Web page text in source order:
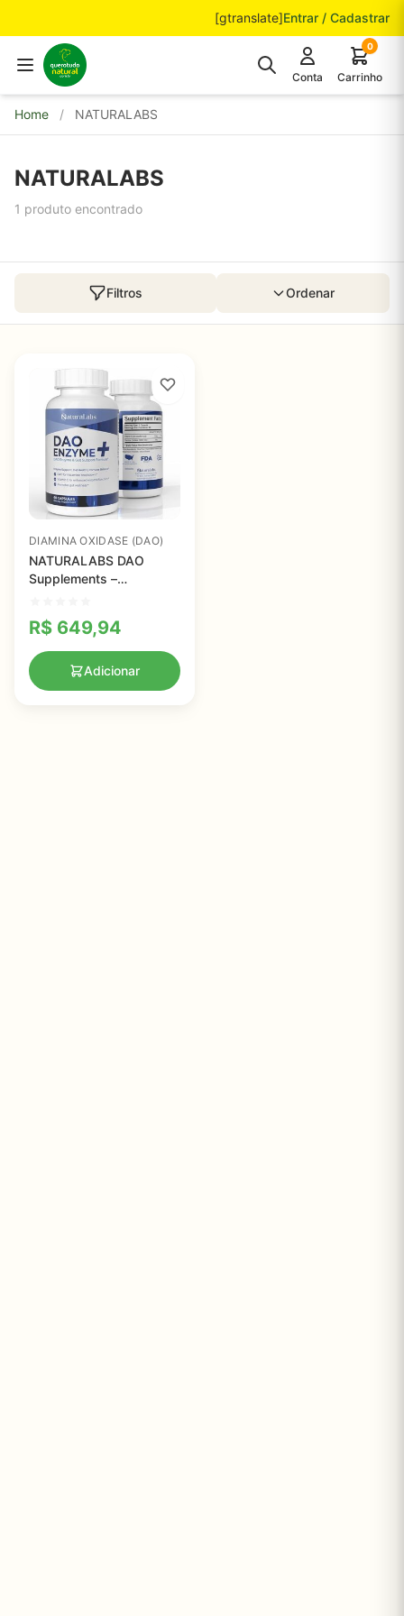
[gtranslate]Entrar / Cadastrar
Conta
0
Carrinho
Home / NATURALABS
NATURALABS
1 produto encontrado
Filtros Ordenar
DIAMINA OXIDASE (DAO)
NATURALABS DAO
Supplements –
Vitamina C para Saúde
Intestinal
R$ 649,94
Adicionar